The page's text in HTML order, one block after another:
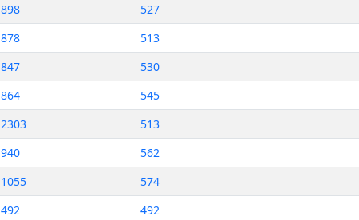
898 527
878 513
847 530
864 545
2303 513
940 562
1055 574
492 492